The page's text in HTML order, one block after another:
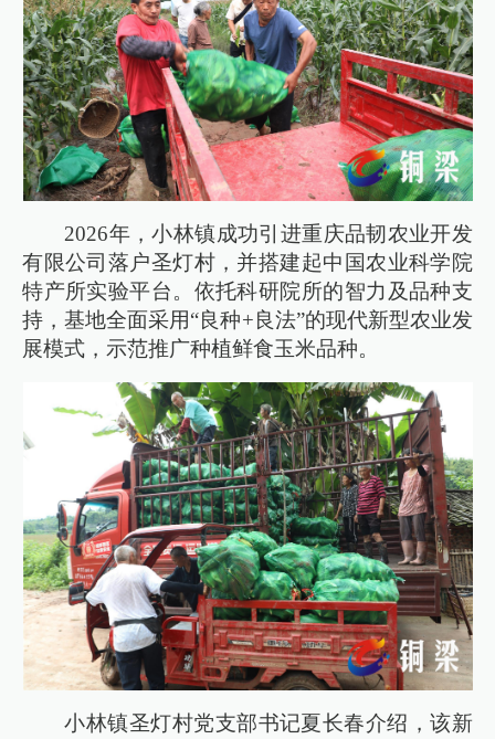
2026年，小林镇成功引进重庆品韧农业开发
有限公司落户圣灯村，并搭建起中国农业科学院
特产所实验平台。依托科研院所的智力及品种支
持，基地全面采用“良种+良法”的现代新型农业发
展模式，示范推广种植鲜食玉米品种。
小林镇圣灯村党支部书记夏长春介绍，该新